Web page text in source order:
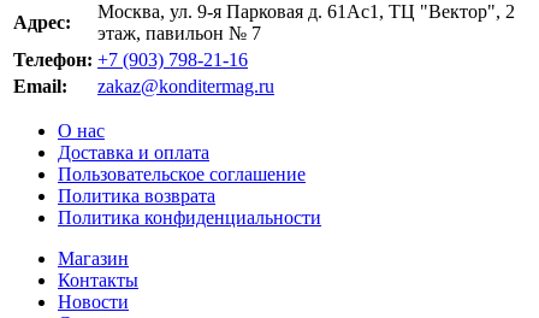
Адрес:
Москва, ул. 9-я Парковая д. 61Ас1, ТЦ "Вектор", 2
этаж, павильон № 7
Телефон: +7 (903) 798-21-16
Email:
zakaz@konditermag.ru
О нас
Доставка и оплата
Пользовательское соглашение
Политика возврата
Политика конфиденциальности
Магазин
Контакты
Новости